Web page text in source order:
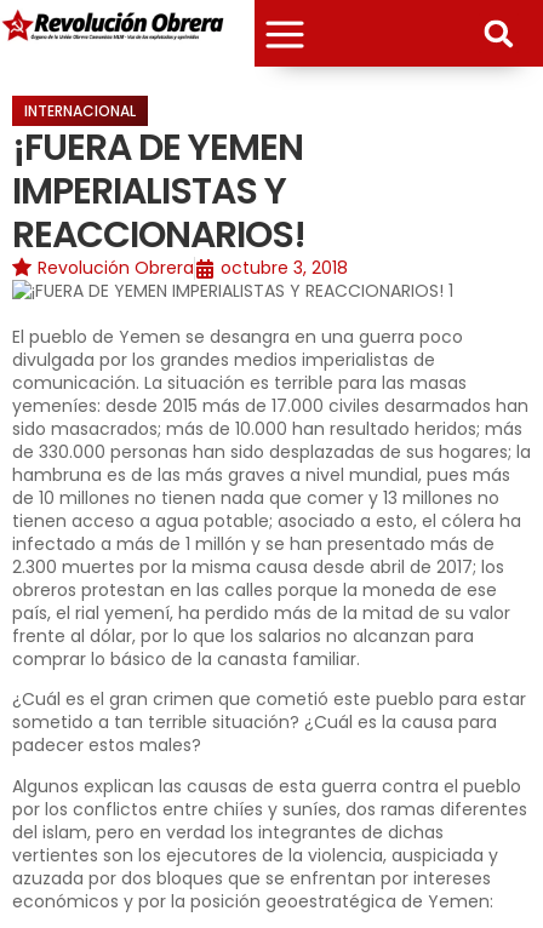
INTERNACIONAL
¡FUERA DE YEMEN
IMPERIALISTAS Y
REACCIONARIOS!
Revolución Obrera octubre 3, 2018
El pueblo de Yemen se desangra en una guerra poco
divulgada por los grandes medios imperialistas de
comunicación. La situación es terrible para las masas
yemeníes: desde 2015 más de 17.000 civiles desarmados han
sido masacrados; más de 10.000 han resultado heridos; más
de 330.000 personas han sido desplazadas de sus hogares; la
hambruna es de las más graves a nivel mundial, pues más
de 10 millones no tienen nada que comer y 13 millones no
tienen acceso a agua potable; asociado a esto, el cólera ha
infectado a más de 1 millón y se han presentado más de
2.300 muertes por la misma causa desde abril de 2017; los
obreros protestan en las calles porque la moneda de ese
país, el rial yemení, ha perdido más de la mitad de su valor
frente al dólar, por lo que los salarios no alcanzan para
comprar lo básico de la canasta familiar.
¿Cuál es el gran crimen que cometió este pueblo para estar
sometido a tan terrible situación? ¿Cuál es la causa para
padecer estos males?
Algunos explican las causas de esta guerra contra el pueblo
por los conflictos entre chiíes y suníes, dos ramas diferentes
del islam, pero en verdad los integrantes de dichas
vertientes son los ejecutores de la violencia, auspiciada y
azuzada por dos bloques que se enfrentan por intereses
económicos y por la posición geoestratégica de Yemen: